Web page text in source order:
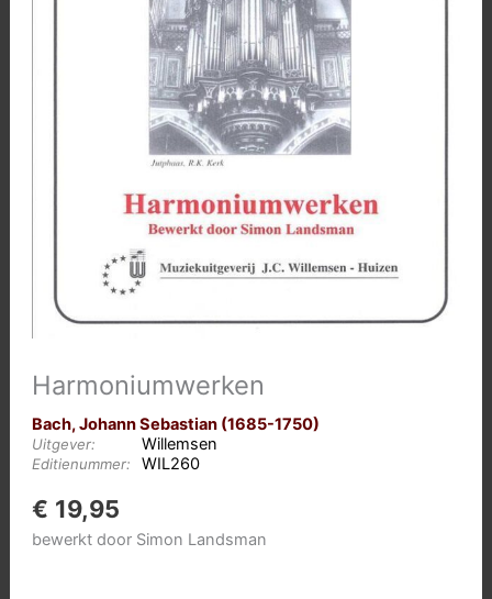
Harmoniumwerken
Bach, Johann Sebastian (1685-1750)
Uitgever: Willemsen
Editienummer: WIL260
€ 19,95
bewerkt door Simon Landsman